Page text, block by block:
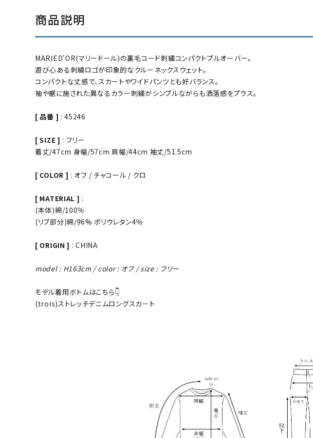
商品説明
MARIED'OR(マリードール)の裏毛コード刺繡コンパクトプルオーバー。
遊び心ある刺繍ロゴが印象的なクルーネックスウェット。
コンパクトな丈感で、スカートやワイドパンツとも好バランス。
袖や裾に施された異なるカラー刺繍がシンプルながらも洒落感をプラス。
[ 品番 ] : 45246
[ SIZE ] : フリー
着丈/47cm 身幅/57cm 肩幅/44cm 袖丈/51.5cm
[ COLOR ] : オフ / チャコール / クロ
[ MATERIAL ] :
(本体)綿/100％
(リブ部分)綿/96% ポリウレタン4％
[ ORIGIN ] : CHINA
model : H163cm / color : オフ / size : フリー
モデル着用ボトムはこちら👇
(trois)ストレッチデニムロングスカート